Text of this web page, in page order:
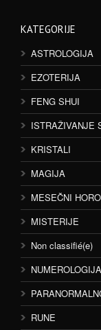
KATEGORIJE
ASTROLOGIJA
EZOTERIJA
FENG SHUI
ISTRAŽIVANJE
KRISTALI
MAGIJA
MESEČNI
MISTERIJE
Non classifié(e)
NUMEROLOGIJA
RUNE